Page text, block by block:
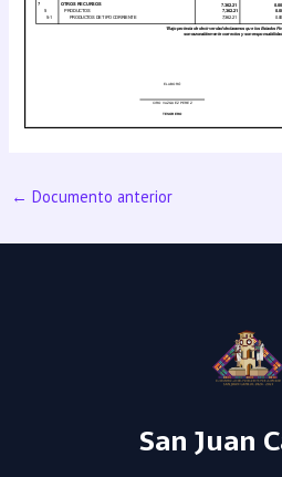
← Documento anterior
San Juan